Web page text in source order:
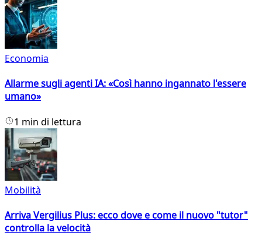
Economia
Allarme sugli agenti IA: «Così hanno ingannato l'essere
umano»
1 min di lettura
Mobilità
Arriva Vergilius Plus: ecco dove e come il nuovo "tutor"
controlla la velocità